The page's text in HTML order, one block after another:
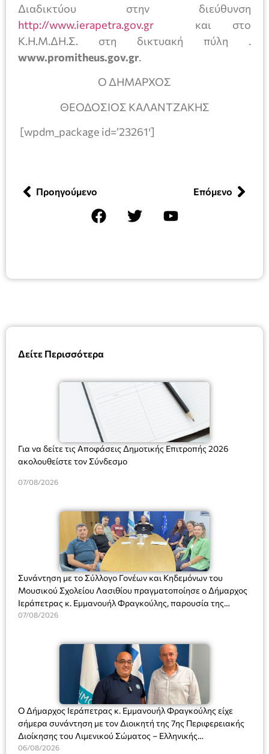
Δείτε Περισσότερα
Για να δείτε τις Αποφάσεις Δημοτικής Επιτροπής 2026
ακολουθείστε τον Σύνδεσμο
07/08/2026
Συνάντηση με το Σύλλογο Γονέων και Κηδεμόνων του
Μουσικού Σχολείου Λασιθίου πραγματοποίησε ο Δήμαρχος
Ιεράπετρας κ. Εμμανουήλ Φραγκούλης, παρουσία της
Διευθύντριας του σχολείου κας Μαριάννας Χαΐτα.
07/08/2026
Ο Δήμαρχος Ιεράπετρας κ. Εμμανουήλ Φραγκούλης είχε
σήμερα συνάντηση με τον Διοικητή της 7ης Περιφερειακής
Διοίκησης του Λιμενικού Σώματος – Ελληνικής
Ακτοφυλακής (Λ.Σ.-ΕΛ.ΑΚΤ.), Αρχιπλοίαρχο Λ.Σ. κ. Ιωάννη
06/08/2026
Διαδικτύου στην διεύθυνση
http://www.ierapetra.gov.gr και στο
Κ.Η.Μ.ΔΗ.Σ. στη δικτυακή πύλη .
www.promitheus.gov.gr.
Ο ΔΗΜΑΡΧΟΣ
ΘΕΟΔΟΣΙΟΣ ΚΑΛΑΝΤΖΑΚΗΣ
[wpdm_package id=’23261′]
Προηγούμενο Επόμενο